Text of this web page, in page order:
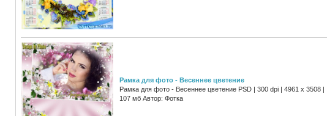
Рамка для фото - Весеннее цветение
Рамка для фото - Весеннее цветение PSD | 300 dpi | 4961 x 3508 |
107 мб Автор: Фотка